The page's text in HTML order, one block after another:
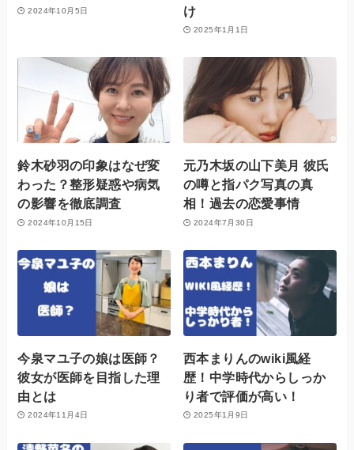
2024年10月5日
け
2025年1月1日
鈴木砂羽の印象はなぜ変
わった？整形疑惑や病気
の影響を徹底調査
2024年10月15日
元乃木坂の山下美月 彼氏
の噂と指パク写真の真
相！過去の恋愛事情
2024年7月30日
今泉マユ子の娘は医師？
彼女が医師を目指した理
由とは
2024年11月4日
西本まりんのwiki風経
歴！中学時代からしっか
り者で評価が高い！
2025年1月9日